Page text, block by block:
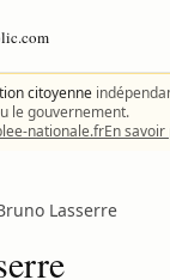
citoyenne
le gouvernement.
nationale.frEn savoir
Lasserre